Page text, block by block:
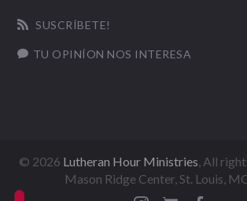
 SUSCRÍBETE!
 TU OPINÍON NOS INTERESA
© 2026 Lutheran Hour Ministries, All
Mason Ridge Center, St. Louis,